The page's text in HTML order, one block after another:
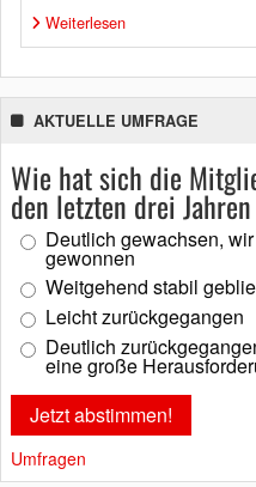
Weiterlesen
AKTUELLE UMFRAGE
Wie hat sich die
den letzten drei
Deutlich gewachsen,
gewonnen
Weitgehend stabil
Leicht zurückgegangen
Deutlich
eine große
Umfragen